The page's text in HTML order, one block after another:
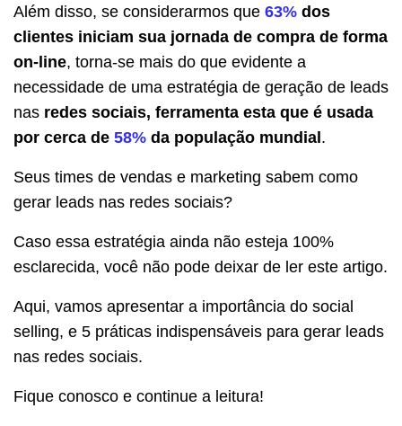
Além disso, se considerarmos que 63% dos
clientes iniciam sua jornada de compra de forma
on-line, torna-se mais do que evidente a
necessidade de uma estratégia de geração de leads
nas redes sociais, ferramenta esta que é usada
por cerca de 58% da população mundial.
Seus times de vendas e marketing sabem como
gerar leads nas redes sociais?
Caso essa estratégia ainda não esteja 100%
esclarecida, você não pode deixar de ler este artigo.
Aqui, vamos apresentar a importância do social
selling, e 5 práticas indispensáveis para gerar leads
nas redes sociais.
Fique conosco e continue a leitura!